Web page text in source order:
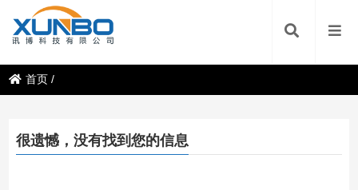
首页 /
很遗憾，没有找到您的信息